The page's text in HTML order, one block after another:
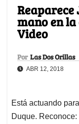
Reaparece
mano en
Video
Por Las Dos Orillas
ABR 12, 2018
Está actuando
Duque.